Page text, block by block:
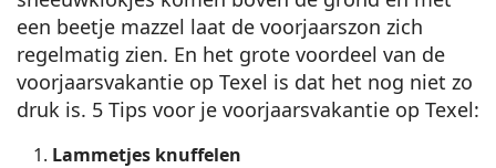
een beetje mazzel laat de voorjaarszon zich
regelmatig zien. En het grote voordeel van de
voorjaarsvakantie op Texel is dat het nog niet zo
druk is. 5 Tips voor je voorjaarsvakantie op Texel:
Lammetjes knuffelen